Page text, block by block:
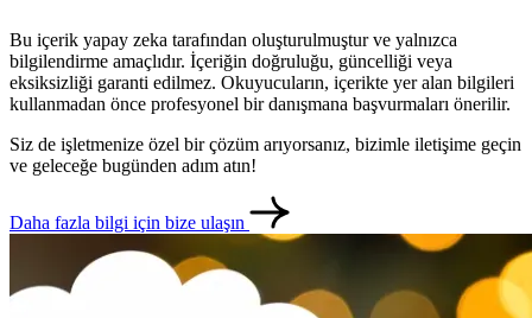
Bu içerik yapay zeka tarafından oluşturulmuştur ve yalnızca
bilgilendirme amaçlıdır. İçeriğin doğruluğu, güncelliği veya
eksiksizliği garanti edilmez. Okuyucuların, içerikte yer alan bilgileri
kullanmadan önce profesyonel bir danışmana başvurmaları önerilir.
Siz de işletmenize özel bir çözüm arıyorsanız, bizimle iletişime geçin
ve geleceğe bugünden adım atın!
Daha fazla bilgi için bize ulaşın